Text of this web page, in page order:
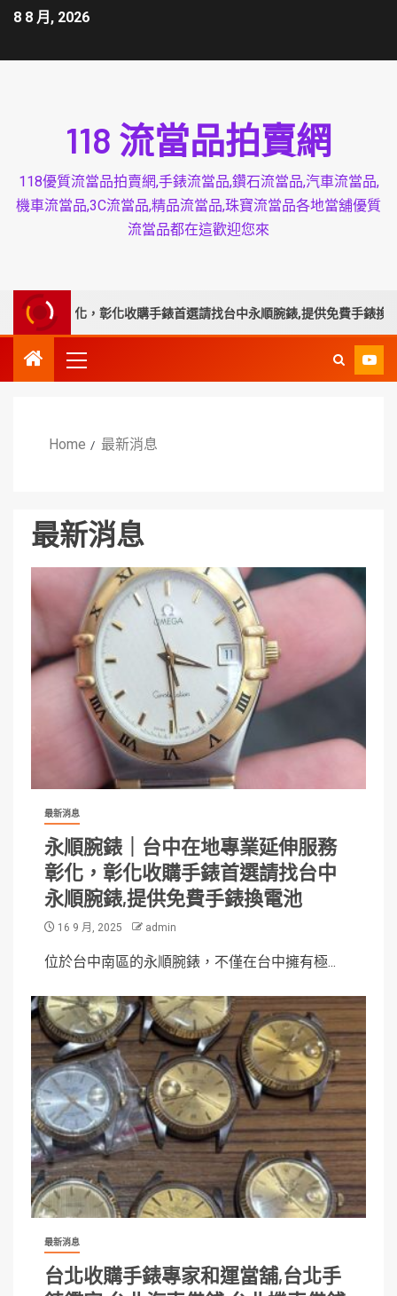
8 8 月, 2026
118 流當品拍賣網
118優質流當品拍賣網,手錶流當品,鑽石流當品,汽車流當品,
機車流當品,3C流當品,精品流當品,珠寶流當品各地當舖優質
流當品都在這歡迎您來
化，彰化收購手錶首選請找台中永順腕錶,提供免費手錶換電池
Home 最新消息
最新消息
最新消息
永順腕錶｜台中在地專業延伸服務
彰化，彰化收購手錶首選請找台中
永順腕錶,提供免費手錶換電池
16 9 月, 2025 admin
位於台中南區的永順腕錶，不僅在台中擁有極...
最新消息
台北收購手錶專家和運當舖,台北手